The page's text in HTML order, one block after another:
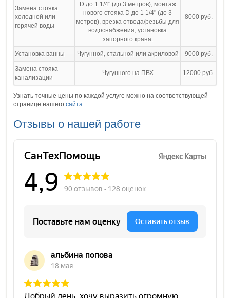
Замена стояка
холодной или
горячей воды
D до 1 1/4" (до 3 метров), монтаж
нового стояка D до 1 1/4" (до 3
метров), врезка отвода/резьбы для
водоснабжения, установка
запорного крана.
8000 руб.
Установка ванны Чугунной, стальной или акриловой 9000 руб.
Замена стояка
канализации
Чугунного на ПВХ 12000 руб.
Узнать точные цены по каждой услуге можно на соответствующей
странице нашего сайта.
Отзывы о нашей работе